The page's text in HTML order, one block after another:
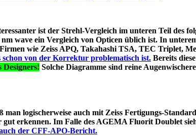
ist der Strehl-Vergleich im unteren Teil des
wave ein Vergleich von Opticen üblich ist. In
wie Zeiss APQ, Takahashi TSA, TEC Triplet,
schon von der Korrektur problematisch ist. Bereits
Designers! Solche Diagramme sind reine
logischerweise auch mit Zeiss Fertigungs-
erkennen. Im Falle des AGEMA Fluorit Doublet
der CFF-APO-Bericht.